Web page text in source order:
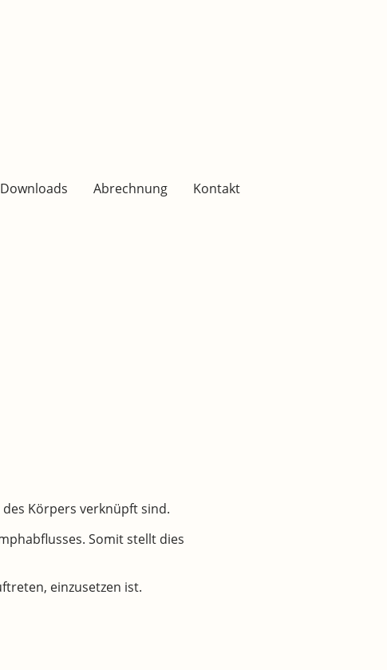
Downloads Abrechnung Kontakt
Körpers verknüpft sind.
Somit stellt dies
einzusetzen ist.